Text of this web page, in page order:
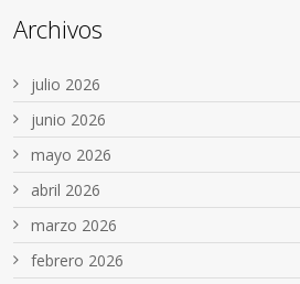
Archivos
julio 2026
junio 2026
mayo 2026
abril 2026
marzo 2026
febrero 2026